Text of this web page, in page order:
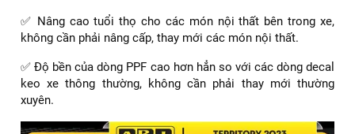
✅ Nâng cao tuổi thọ cho các món nội thất bên trong xe,
không cần phải nâng cấp, thay mới các món nội thất.
✅ Độ bền của dòng PPF cao hơn hẳn so với các dòng decal
keo xe thông thường, không cần phải thay mới thường
xuyên.